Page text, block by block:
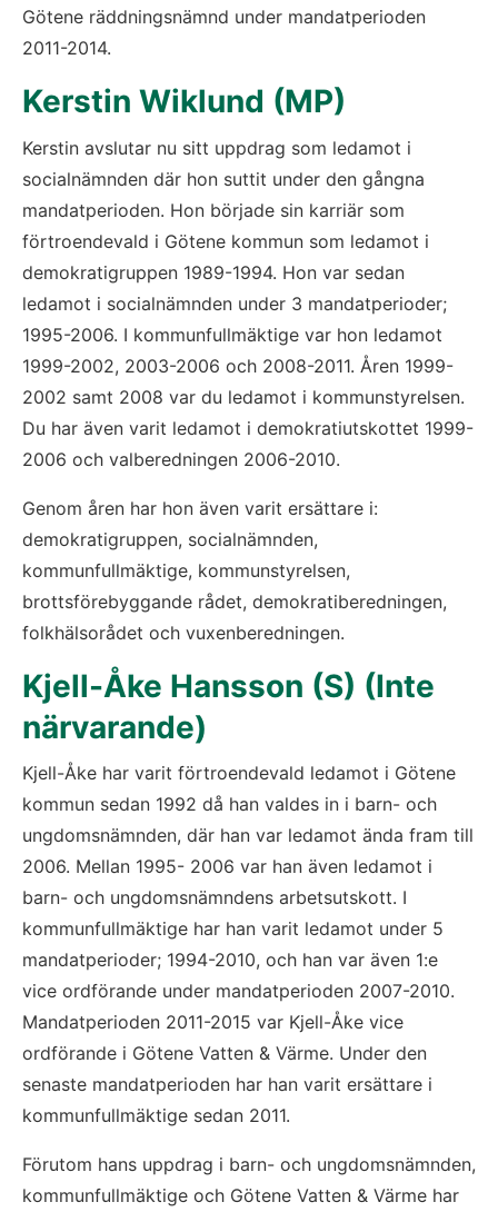
Götene räddningsnämnd under mandatperioden
2011-2014.
Kerstin Wiklund (MP)
Kerstin avslutar nu sitt uppdrag som ledamot i
socialnämnden där hon suttit under den gångna
mandatperioden. Hon började sin karriär som
förtroendevald i Götene kommun som ledamot i
demokratigruppen 1989-1994. Hon var sedan
ledamot i socialnämnden under 3 mandatperioder;
1995-2006. I kommunfullmäktige var hon ledamot
1999-2002, 2003-2006 och 2008-2011. Åren 1999-
2002 samt 2008 var du ledamot i kommunstyrelsen.
Du har även varit ledamot i demokratiutskottet 1999-
2006 och valberedningen 2006-2010.
Genom åren har hon även varit ersättare i:
demokratigruppen, socialnämnden,
kommunfullmäktige, kommunstyrelsen,
brottsförebyggande rådet, demokratiberedningen,
folkhälsorådet och vuxenberedningen.
Kjell-Åke Hansson (S) (Inte
närvarande)
Kjell-Åke har varit förtroendevald ledamot i Götene
kommun sedan 1992 då han valdes in i barn- och
ungdomsnämnden, där han var ledamot ända fram till
2006. Mellan 1995- 2006 var han även ledamot i
barn- och ungdomsnämndens arbetsutskott. I
kommunfullmäktige har han varit ledamot under 5
mandatperioder; 1994-2010, och han var även 1:e
vice ordförande under mandatperioden 2007-2010.
Mandatperioden 2011-2015 var Kjell-Åke vice
ordförande i Götene Vatten & Värme. Under den
senaste mandatperioden har han varit ersättare i
kommunfullmäktige sedan 2011.
Förutom hans uppdrag i barn- och ungdomsnämnden,
kommunfullmäktige och Götene Vatten & Värme har